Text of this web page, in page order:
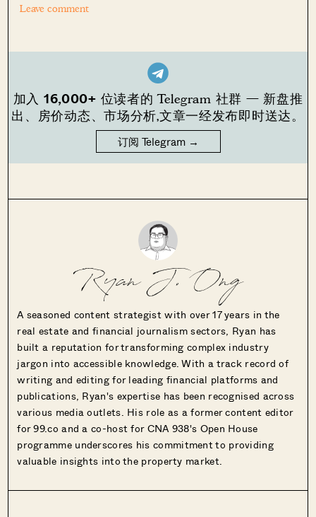
Leave comment
加入 16,000+ 位读者的 Telegram 社群 — 新盘推
出、房价动态、市场分析,文章一经发布即时送达。
订阅 Telegram →
Ryan J. Ong
A seasoned content strategist with over 17 years in the
real estate and financial journalism sectors, Ryan has
built a reputation for transforming complex industry
jargon into accessible knowledge. With a track record of
writing and editing for leading financial platforms and
publications, Ryan's expertise has been recognised across
various media outlets. His role as a former content editor
for 99.co and a co-host for CNA 938's Open House
programme underscores his commitment to providing
valuable insights into the property market.